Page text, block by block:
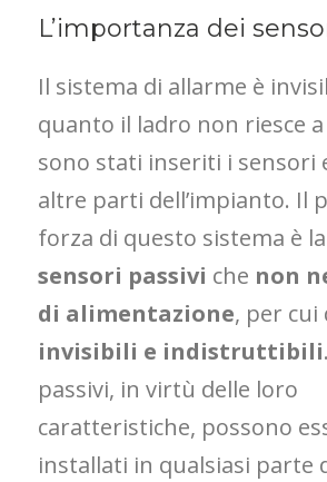
L’importanza dei
Il sistema di allarme è
quanto il ladro non riesce
sono stati inseriti i sensori
altre parti dell’impianto. Il
forza di questo sistema è
sensori passivi che non
di alimentazione, per
invisibili e indistruttibili
passivi, in virtù delle loro
caratteristiche, possono
installati in qualsiasi parte